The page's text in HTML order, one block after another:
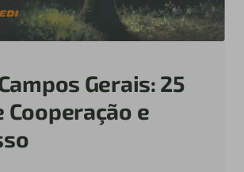
Gerais: 25
Cooperação e